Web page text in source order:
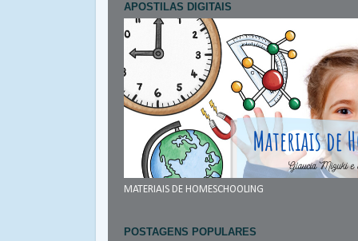
APOSTILAS DIGITAIS
MATERIAIS DE HOMESCHOOLING
POSTAGENS POPULARES